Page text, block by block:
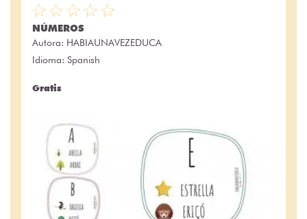
NÚMEROS
Autora: HABIAUNAVEZEDUCA
Idioma: Spanish
Gratis